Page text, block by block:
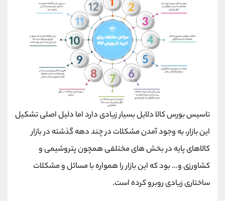
تاسیس بورس کالا دلایل بسیار زیادی دارد اما دلیل اصلی تشکیل
این بازار، به وجود آمدن مشکلات در چند دهه گذشته در بازار
کالاهای پایه در بخش های مختلفی همچون پتروشیمی و
کشاورزی و... بود که این بازار را همواره با مسائل و مشکلات
ساختاری زیادی روبرو کرده است.